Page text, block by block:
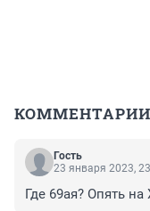
КОММЕНТАРИИ
Гость
23 января 2023,
Где 69ая? Опять